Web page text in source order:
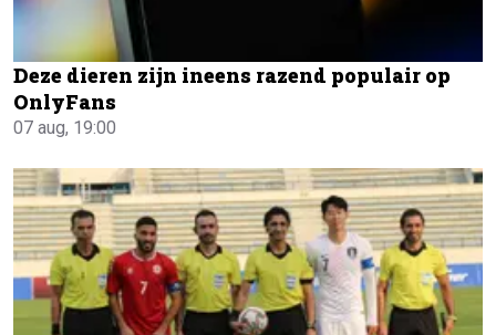
Deze dieren zijn ineens razend populair op
OnlyFans
07 aug, 19:00